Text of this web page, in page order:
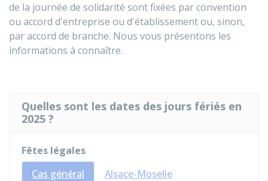
de la journée de solidarité sont fixées par convention
ou accord d'entreprise ou d'établissement ou, sinon,
par accord de branche. Nous vous présentons les
informations à connaître.
Quelles sont les dates des jours fériés en
2025 ?
Fêtes légales
Cas général
Alsace-Moselle